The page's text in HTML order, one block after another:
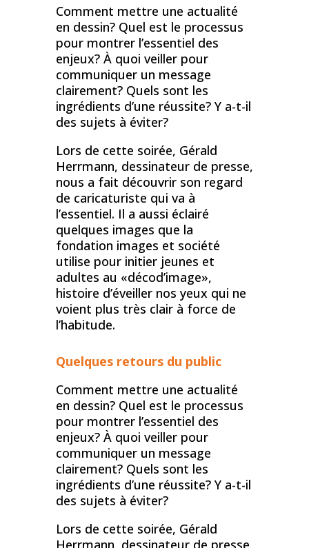
Comment mettre une actualité
en dessin? Quel est le processus
pour montrer l’essentiel des
enjeux? À quoi veiller pour
communiquer un message
clairement? Quels sont les
ingrédients d’une réussite? Y a-t-il
des sujets à éviter?
Lors de cette soirée, Gérald
Herrmann, dessinateur de presse,
nous a fait découvrir son regard
de caricaturiste qui va à
l’essentiel. Il a aussi éclairé
quelques images que la
fondation images et société
utilise pour initier jeunes et
adultes au «décod’image»,
histoire d’éveiller nos yeux qui ne
voient plus très clair à force de
l’habitude.
Quelques retours du public
Comment mettre une actualité
en dessin? Quel est le processus
pour montrer l’essentiel des
enjeux? À quoi veiller pour
communiquer un message
clairement? Quels sont les
ingrédients d’une réussite? Y a-t-il
des sujets à éviter?
Lors de cette soirée, Gérald
Herrmann, dessinateur de presse,